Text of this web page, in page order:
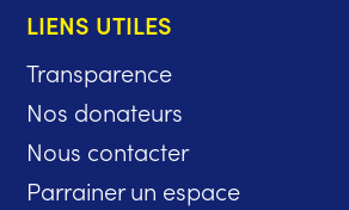
LIENS UTILES
Transparence
Nos donateurs
Nous contacter
Parrainer un espace